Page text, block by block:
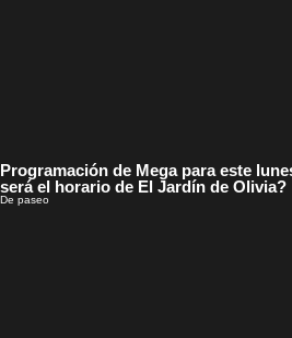
Programación de Mega para este
será el horario de El Jardín de Olivia?
De paseo